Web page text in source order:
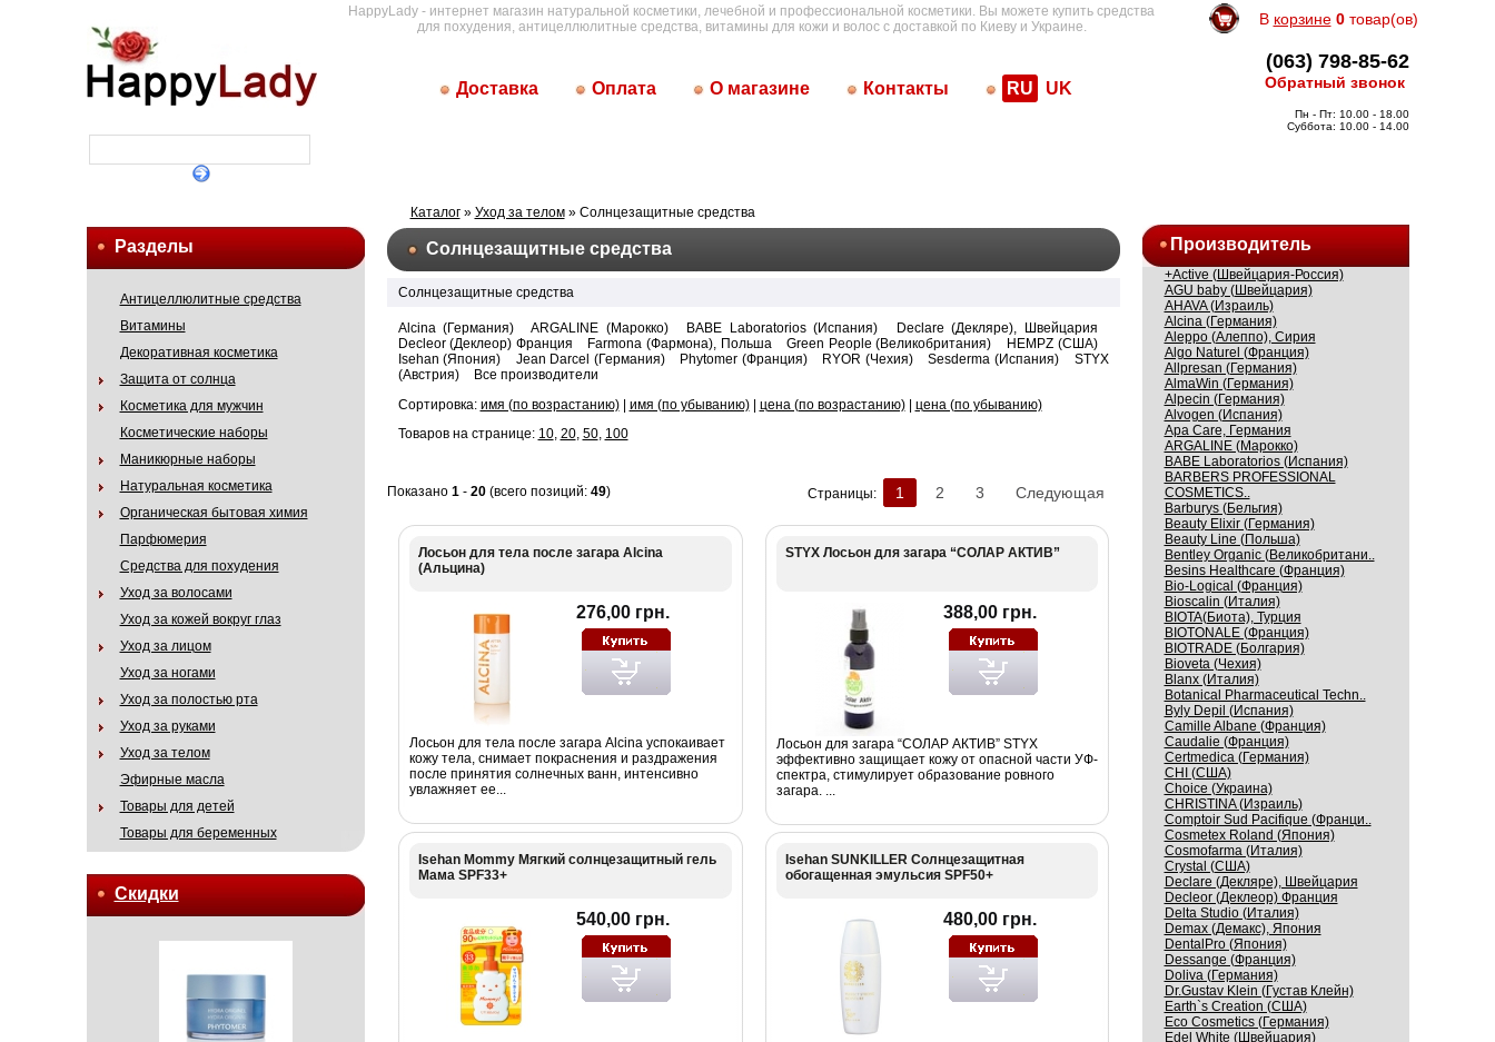
HappyLady - интернет магазин натуральной косметики, лечебной и профессиональной косметики. Вы можете купить средства
для похудения, антицеллюлитные средства, витамины для кожи и волос с доставкой по Киеву и Украине.
Доставка Оплата О магазине Контакты RU UK
В корзине 0товар(ов)
(063) 798-85-62
Обратный звонок
Пн - Пт: 10.00 - 18.00
Суббота: 10.00 - 14.00
Разделы
Антицеллюлитные средства
Витамины
Декоративная косметика
Защита от солнца
Косметика для мужчин
Косметические наборы
Маникюрные наборы
Натуральная косметика
Органическая бытовая химия
Парфюмерия
Средства для похудения
Уход за волосами
Уход за кожей вокруг глаз
Уход за лицом
Уход за ногами
Уход за полостью рта
Уход за руками
Уход за телом
Эфирные масла
Товары для детей
Товары для беременных
Скидки
Каталог» Уход за телом» Солнцезащитные средства
Солнцезащитные средства
Солнцезащитные средства
Alcina (Германия) ARGALINE (Марокко) BABE Laboratorios (Испания)
Declare (Декляре), Швейцария
Decleor (Деклеор) Франция
Farmona (Фармона), Польша Green People (Великобритания)
HEMPZ (США)
Isehan (Япония)
Jean Darcel (Германия) Phytomer (Франция) RYOR (Чехия) Sesderma (Испания)
STYX
(Австрия)
Все производители
Сортировка: имя (по возрастанию)| имя (по убыванию)| цена (по возрастанию)| цена (по убыванию)
Товаров на странице: 10, 20, 50, 100
Страницы: 1 2 3 Следующая
Показано 1- 20(всего позиций: 49)
Лосьон для тела после загара Alcina
(Альцина)
276,00 грн.
Лосьон для тела после загара Alcina успокаивает
кожу тела, снимает покраснения и раздражения
после принятия солнечных ванн, интенсивно
увлажняет ее...
STYX Лосьон для загара “СОЛАР АКТИВ”
388,00 грн.
Лосьон для загара “СОЛАР АКТИВ” STYX
эффективно защищает кожу от опасной части УФ-
спектра, стимулирует образование ровного
загара. ...
Isehan Mommy Мягкий солнцезащитный гель
Мама SPF33+
540,00 грн.
Isehan SUNKILLER Солнцезащитная
обогащенная эмульсия SPF50+
480,00 грн.
Производитель
+Active (Швейцария-Россия)
AGU baby (Швейцария)
AHAVA (Израиль)
Alcina (Германия)
Aleppo (Алеппо), Сирия
Algo Naturel (Франция)
Allpresan (Германия)
AlmaWin (Германия)
Alpecin (Германия)
Alvogen (Испания)
Apa Care, Германия
ARGALINE (Марокко)
BABE Laboratorios (Испания)
BARBERS PROFESSIONAL
COSMETICS..
Barburys (Бельгия)
Beauty Elixir (Германия)
Beauty Line (Польша)
Bentley Organic (Великобритани..
Besins Healthcare (Франция)
Bio-Logical (Франция)
Bioscalin (Италия)
BIOTA(Биота), Турция
BIOTONALE (Франция)
BIOTRADE (Болгария)
Bioveta (Чехия)
Blanx (Италия)
Botanical Pharmaceutical Techn..
Byly Depil (Испания)
Camille Albane (Франция)
Caudalie (Франция)
Certmedica (Германия)
CHI (США)
Choice (Украина)
CHRISTINA (Израиль)
Comptoir Sud Pacifique (Франци..
Cosmetex Roland (Япония)
Cosmofarma (Италия)
Crystal (США)
Declare (Декляре), Швейцария
Decleor (Деклеор) Франция
Delta Studio (Италия)
Demax (Демакс), Япония
DentalPro (Япония)
Dessange (Франция)
Doliva (Германия)
Dr.Gustav Klein (Густав Клейн)
Earth`s Creation (США)
Eco Cosmetics (Германия)
Edel White (Швейцария)